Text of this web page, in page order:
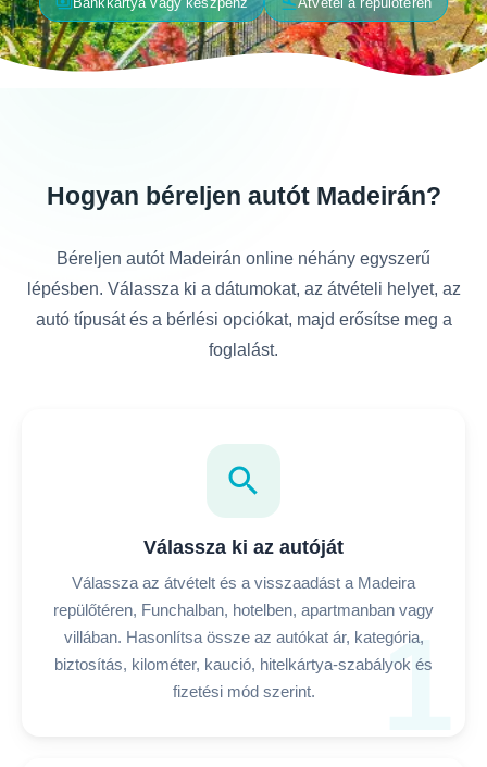
Hogyan béreljen autót Madeirán?
Béreljen autót Madeirán online néhány egyszerű
lépésben. Válassza ki a dátumokat, az átvételi helyet, az
autó típusát és a bérlési opciókat, majd erősítse meg a
foglalást.
1
search
Válassza ki az autóját
Válassza az átvételt és a visszaadást a Madeira
repülőtéren, Funchalban, hotelben, apartmanban vagy
villában. Hasonlítsa össze az autókat ár, kategória,
biztosítás, kilométer, kaució, hitelkártya-szabályok és
fizetési mód szerint.